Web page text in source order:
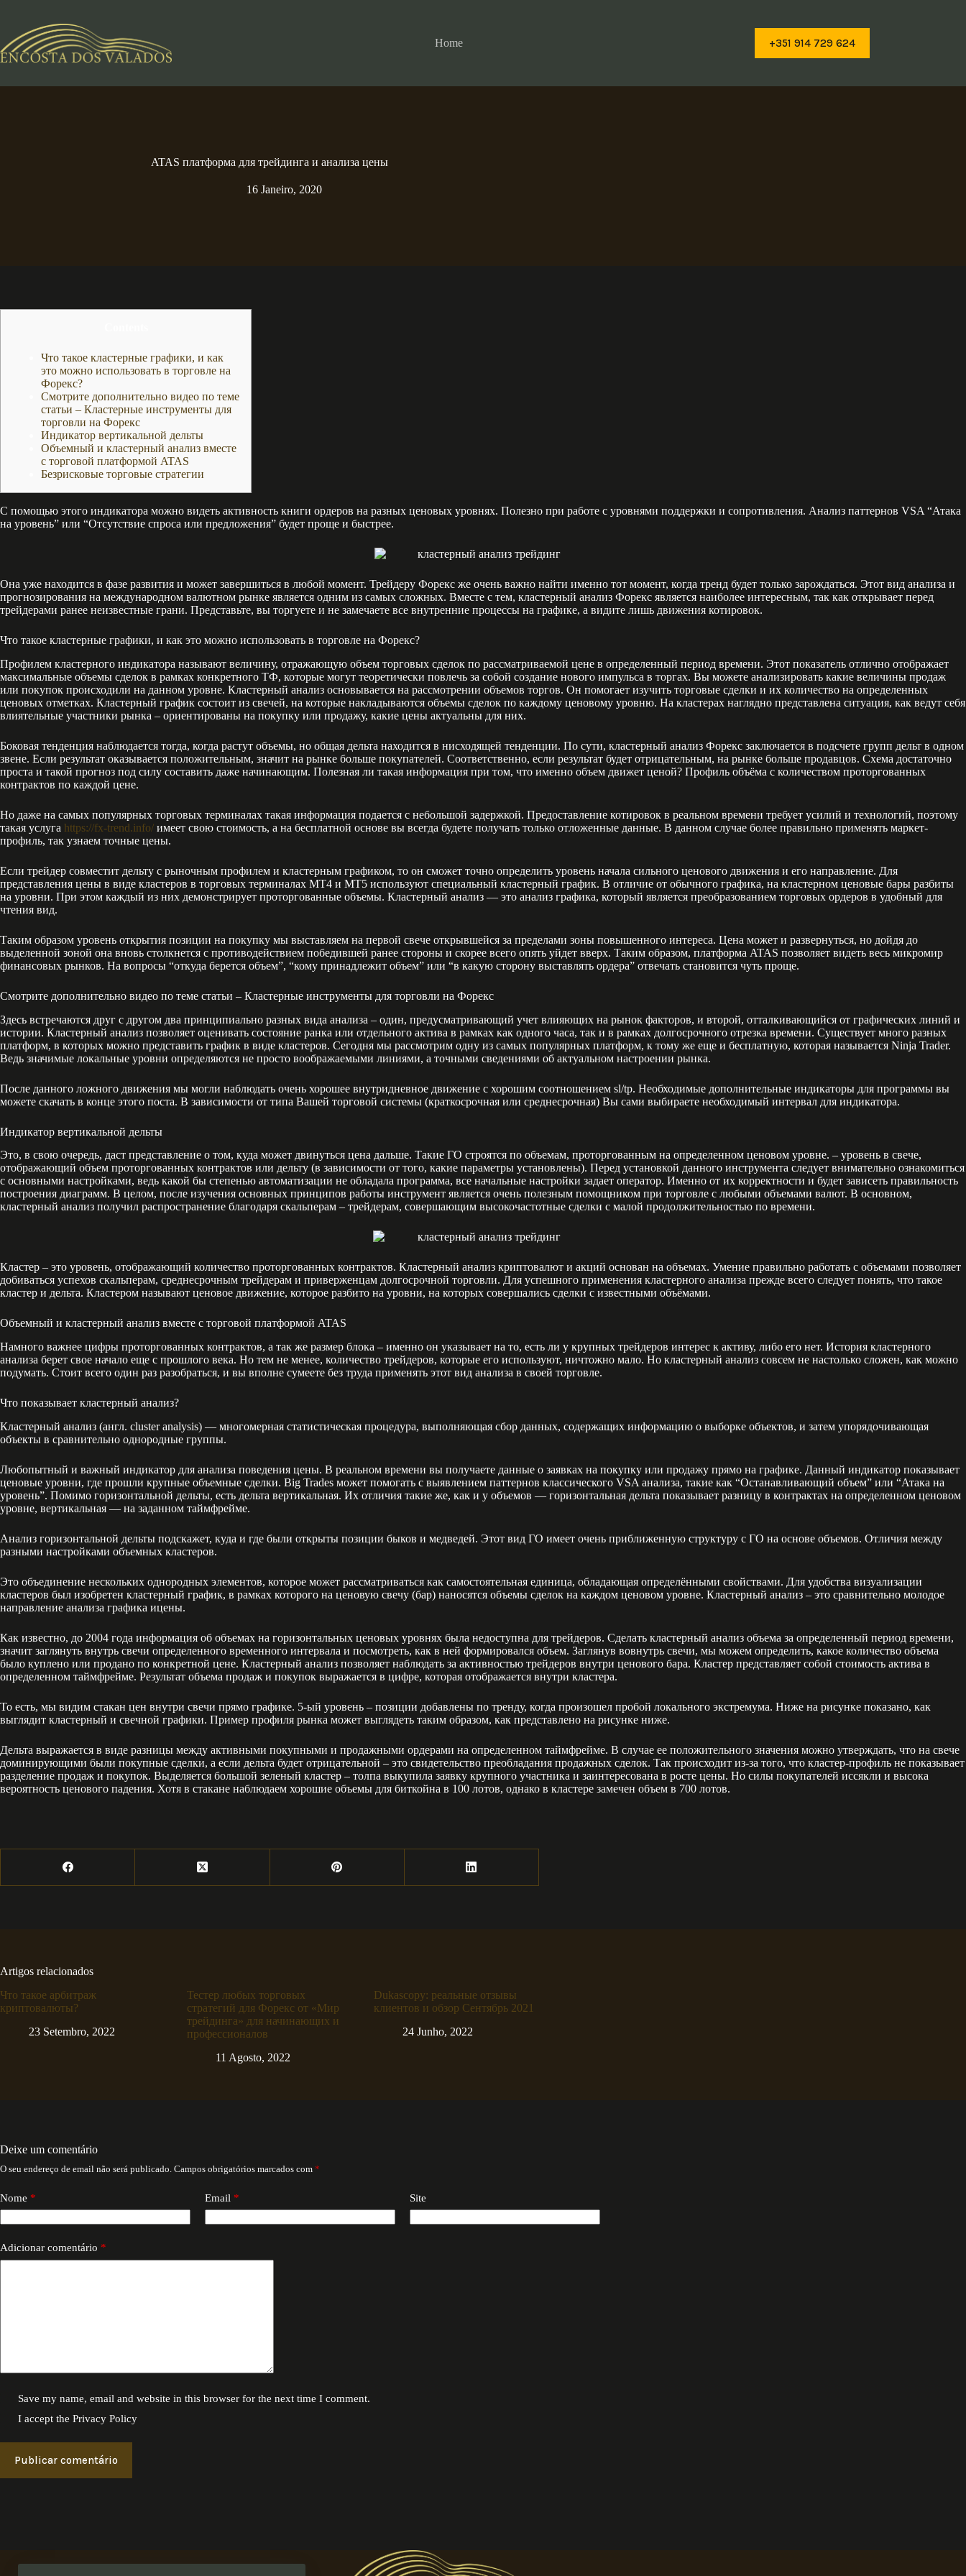
conteúdo
Home +351 914 729 624
ATAS платформа для трейдинга и анализа цены
16 Janeiro, 2020
Что такое кластерные графики, и как
это можно использовать в торговле на
Форекс?
Смотрите дополнительно видео по теме
статьи – Кластерные инструменты для
торговли на Форекс
Индикатор вертикальной дельты
Объемный и кластерный анализ вместе
с торговой платформой ATAS
Безрисковые торговые стратегии
С помощью этого индикатора можно видеть активность книги ордеров на разных ценовых уровнях. Полезно при работе с уровнями поддержки и сопротивления. Анализ паттернов VSA “Атака
на уровень” или “Отсутствие спроса или предложения” будет проще и быстрее.
Она уже находится в фазе развития и может завершиться в любой момент. Трейдеру Форекс же очень важно найти именно тот момент, когда тренд будет только зарождаться. Этот вид анализа и
прогнозирования на международном валютном рынке является одним из самых сложных. Вместе с тем, кластерный анализ Форекс является наиболее интересным, так как открывает перед
трейдерами ранее неизвестные грани. Представьте, вы торгуете и не замечаете все внутренние процессы на графике, а видите лишь движения котировок.
Что такое кластерные графики, и как это можно использовать в торговле на Форекс?
Профилем кластерного индикатора называют величину, отражающую объем торговых сделок по рассматриваемой цене в определенный период времени. Этот показатель отлично отображает
максимальные объемы сделок в рамках конкретного ТФ, которые могут теоретически повлечь за собой создание нового импульса в торгах. Вы можете анализировать какие величины продаж
или покупок происходили на данном уровне. Кластерный анализ основывается на рассмотрении объемов торгов. Он помогает изучить торговые сделки и их количество на определенных
ценовых отметках. Кластерный график состоит из свечей, на которые накладываются объемы сделок по каждому ценовому уровню. На кластерах наглядно представлена ситуация, как ведут себя
влиятельные участники рынка – ориентированы на покупку или продажу, какие цены актуальны для них.
Боковая тенденция наблюдается тогда, когда растут объемы, но общая дельта находится в нисходящей тенденции. По сути, кластерный анализ Форекс заключается в подсчете групп дельт в одном
звене. Если результат оказывается положительным, значит на рынке больше покупателей. Соответственно, если результат будет отрицательным, на рынке больше продавцов. Схема достаточно
проста и такой прогноз под силу составить даже начинающим. Полезная ли такая информация при том, что именно объем движет ценой? Профиль объёма с количеством проторгованных
контрактов по каждой цене.
Но даже на самых популярных торговых терминалах такая информация подается с небольшой задержкой. Предоставление котировок в реальном времени требует усилий и технологий, поэтому
такая услуга https://fx-trend.info/ имеет свою стоимость, а на бесплатной основе вы всегда будете получать только отложенные данные. В данном случае более правильно применять маркет-
профиль, так узнаем точные цены.
Если трейдер совместит дельту с рыночным профилем и кластерным графиком, то он сможет точно определить уровень начала сильного ценового движения и его направление. Для
представления цены в виде кластеров в торговых терминалах MT4 и МТ5 используют специальный кластерный график. В отличие от обычного графика, на кластерном ценовые бары разбиты
на уровни. При этом каждый из них демонстрирует проторгованные объемы. Кластерный анализ — это анализ графика, который является преобразованием торговых ордеров в удобный для
чтения вид.
Таким образом уровень открытия позиции на покупку мы выставляем на первой свече открывшейся за пределами зоны повышенного интереса. Цена может и развернуться, но дойдя до
выделенной зоной она вновь столкнется с противодействием победившей ранее стороны и скорее всего опять уйдет вверх. Таким образом, платформа ATAS позволяет видеть весь микромир
финансовых рынков. На вопросы “откуда берется объем”, “кому принадлежит объем” или “в какую сторону выставлять ордера” отвечать становится чуть проще.
Смотрите дополнительно видео по теме статьи – Кластерные инструменты для торговли на Форекс
Здесь встречаются друг с другом два принципиально разных вида анализа – один, предусматривающий учет влияющих на рынок факторов, и второй, отталкивающийся от графических линий и
истории. Кластерный анализ позволяет оценивать состояние ранка или отдельного актива в рамках как одного часа, так и в рамках долгосрочного отрезка времени. Существует много разных
платформ, в которых можно представить график в виде кластеров. Сегодня мы рассмотрим одну из самых популярных платформ, к тому же еще и бесплатную, которая называется Ninja Trader.
Ведь значимые локальные уровни определяются не просто воображаемыми линиями, а точными сведениями об актуальном настроении рынка.
После данного ложного движения мы могли наблюдать очень хорошее внутридневное движение с хорошим соотношением sl/tp. Необходимые дополнительные индикаторы для программы вы
можете скачать в конце этого поста. В зависимости от типа Вашей торговой системы (краткосрочная или среднесрочная) Вы сами выбираете необходимый интервал для индикатора.
Индикатор вертикальной дельты
Это, в свою очередь, даст представление о том, куда может двинуться цена дальше. Такие ГО строятся по объемам, проторгованным на определенном ценовом уровне. – уровень в свече,
отображающий объем проторгованных контрактов или дельту (в зависимости от того, какие параметры установлены). Перед установкой данного инструмента следует внимательно ознакомиться
с основными настройками, ведь какой бы степенью автоматизации не обладала программа, все начальные настройки задает оператор. Именно от их корректности и будет зависеть правильность
построения диаграмм. В целом, после изучения основных принципов работы инструмент является очень полезным помощником при торговле с любыми объемами валют. В основном,
кластерный анализ получил распространение благодаря скальперам – трейдерам, совершающим высокочастотные сделки с малой продолжительностью по времени.
Кластер – это уровень, отображающий количество проторгованных контрактов. Кластерный анализ криптовалют и акций основан на объемах. Умение правильно работать с объемами позволяет
добиваться успехов скальперам, среднесрочным трейдерам и приверженцам долгосрочной торговли. Для успешного применения кластерного анализа прежде всего следует понять, что такое
кластер и дельта. Кластером называют ценовое движение, которое разбито на уровни, на которых совершались сделки с известными объёмами.
Объемный и кластерный анализ вместе с торговой платформой ATAS
Намного важнее цифры проторгованных контрактов, а так же размер блока – именно он указывает на то, есть ли у крупных трейдеров интерес к активу, либо его нет. История кластерного
анализа берет свое начало еще с прошлого века. Но тем не менее, количество трейдеров, которые его используют, ничтожно мало. Но кластерный анализ совсем не настолько сложен, как можно
подумать. Стоит всего один раз разобраться, и вы вполне сумеете без труда применять этот вид анализа в своей торговле.
Что показывает кластерный анализ?
Кластерный анализ (англ. cluster analysis) — многомерная статистическая процедура, выполняющая сбор данных, содержащих информацию о выборке объектов, и затем упорядочивающая
объекты в сравнительно однородные группы.
Любопытный и важный индикатор для анализа поведения цены. В реальном времени вы получаете данные о заявках на покупку или продажу прямо на графике. Данный индикатор показывает
ценовые уровни, где прошли крупные объемные сделки. Big Trades может помогать с выявлением паттернов классического VSA анализа, такие как “Останавливающий объем” или “Атака на
уровень”. Помимо горизонтальной дельты, есть дельта вертикальная. Их отличия такие же, как и у объемов — горизонтальная дельта показывает разницу в контрактах на определенном ценовом
уровне, вертикальная — на заданном таймфрейме.
Анализ горизонтальной дельты подскажет, куда и где были открыты позиции быков и медведей. Этот вид ГО имеет очень приближенную структуру с ГО на основе объемов. Отличия между
разными настройками объемных кластеров.
Это объединение нескольких однородных элементов, которое может рассматриваться как самостоятельная единица, обладающая определёнными свойствами. Для удобства визуализации
кластеров был изобретен кластерный график, в рамках которого на ценовую свечу (бар) наносятся объемы сделок на каждом ценовом уровне. Кластерный анализ – это сравнительно молодое
направление анализа графика ицены.
Как известно, до 2004 года информация об объемах на горизонтальных ценовых уровнях была недоступна для трейдеров. Сделать кластерный анализ объема за определенный период времени,
значит заглянуть внутрь свечи определенного временного интервала и посмотреть, как в ней формировался объем. Заглянув вовнутрь свечи, мы можем определить, какое количество объема
было куплено или продано по конкретной цене. Кластерный анализ позволяет наблюдать за активностью трейдеров внутри ценового бара. Кластер представляет собой стоимость актива в
определенном таймфрейме. Результат объема продаж и покупок выражается в цифре, которая отображается внутри кластера.
То есть, мы видим стакан цен внутри свечи прямо графике. 5-ый уровень – позиции добавлены по тренду, когда произошел пробой локального экстремума. Ниже на рисунке показано, как
выглядит кластерный и свечной графики. Пример профиля рынка может выглядеть таким образом, как представлено на рисунке ниже.
Дельта выражается в виде разницы между активными покупными и продажными ордерами на определенном таймфрейме. В случае ее положительного значения можно утверждать, что на свече
доминирующими были покупные сделки, а если дельта будет отрицательной – это свидетельство преобладания продажных сделок. Так происходит из-за того, что кластер-профиль не показывает
разделение продаж и покупок. Выделяется большой зеленый кластер – толпа выкупила заявку крупного участника и заинтересована в росте цены. Но силы покупателей иссякли и высока
вероятность ценового падения. Хотя в стакане наблюдаем хорошие объемы для биткойна в 100 лотов, однако в кластере замечен объем в 700 лотов.
Artigos relacionados
Что такое арбитраж
криптовалюты?
23 Setembro, 2022
Тестер любых торговых
стратегий для Форекс от «Мир
трейдинга» для начинающих и
профессионалов
11 Agosto, 2022
Dukascopy: реальные отзывы
клиентов и обзор Сентябрь 2021
24 Junho, 2022
Deixe um comentário
O seu endereço de email não será publicado. Campos obrigatórios marcados com *
Nome * Email * Site
Adicionar comentário *
Save my name, email and website in this browser for the next time I comment.
I accept thePrivacy Policy
Publicar comentário